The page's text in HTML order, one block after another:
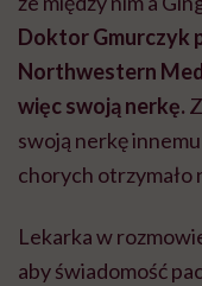
Doktor Gmurczyk
Northwestern
więc swoją nerkę.
swoją nerkę
chorych otrzymało
Lekarka w
aby świadomość